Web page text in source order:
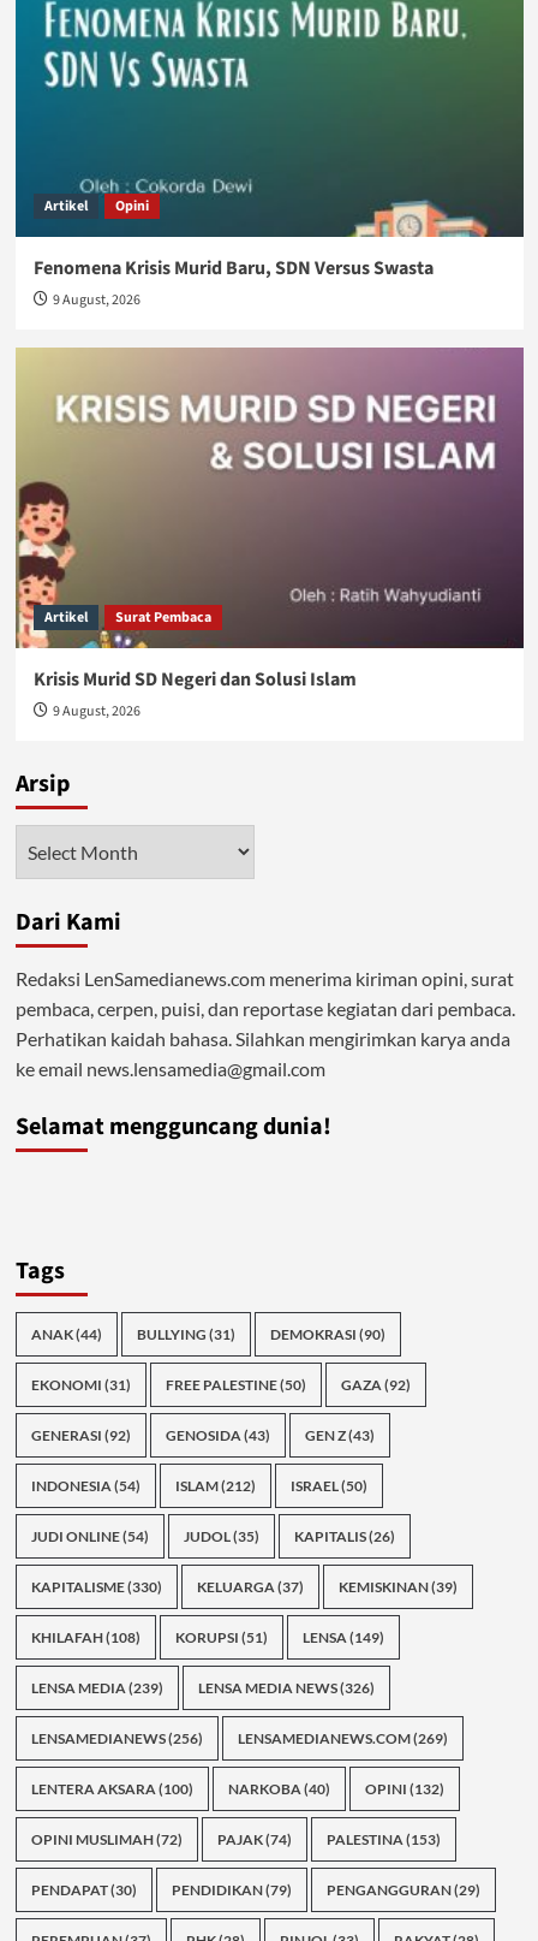
Artikel Opini
Fenomena Krisis Murid Baru, SDN Versus Swasta
9 August, 2026
Artikel Surat Pembaca
Krisis Murid SD Negeri dan Solusi Islam
9 August, 2026
Arsip
Dari Kami
Redaksi LenSamedianews.com menerima kiriman opini, surat
pembaca, cerpen, puisi, dan reportase kegiatan dari pembaca.
Perhatikan kaidah bahasa. Silahkan mengirimkan karya anda
ke email news.lensamedia@gmail.com
Selamat mengguncang dunia!
Tags
ANAK(44) BULLYING (31) DEMOKRASI (90)
EKONOMI (31) FREE PALESTINE(50) GAZA(92)
GENERASI (92) GENOSIDA(43) GEN Z(43)
INDONESIA(54) ISLAM(212) ISRAEL(50)
JUDI ONLINE(54) JUDOL(35) KAPITALIS(26)
KAPITALISME(330) KELUARGA(37) KEMISKINAN(39)
KHILAFAH(108) KORUPSI (51) LENSA(149)
LENSA MEDIA(239) LENSA MEDIA NEWS(326)
LENSAMEDIANEWS(256) LENSAMEDIANEWS.COM(269)
LENTERA AKSARA(100) NARKOBA(40) OPINI (132)
OPINI MUSLIMAH(72) PAJAK(74) PALESTINA(153)
PENDAPAT(30) PENDIDIKAN(79) PENGANGGURAN(29)